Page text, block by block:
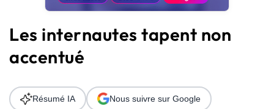
Solutions
Ressources
Audit SEO
Les internautes tapent non
accentué
Résumé IA Nous suivre sur Google